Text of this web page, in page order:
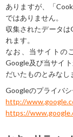
ありますが、「
ではありません。
収集されたデータ
れます。
なお、当サイトの
Google及び当サイ
だいたものとみなし
Googleのプライバ
http://
https://